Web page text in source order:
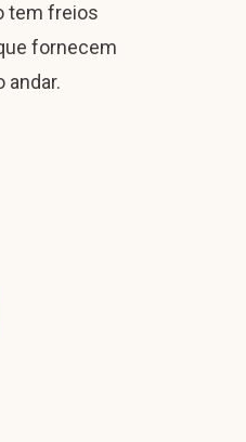
tem freios
fornecem
andar.